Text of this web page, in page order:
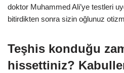
doktor Muhammed Ali’ye testleri
bitirdikten sonra sizin oğlunuz
Teşhis konduğu
hissettiniz?